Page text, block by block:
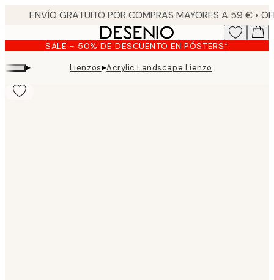
content.SALE - 50% DE DESCUENTO EN PÓSTERS*
▸ Lienzos▸Acrylic Landscape Lienzo